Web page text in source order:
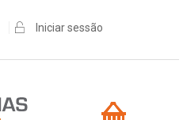
Iniciar sessão